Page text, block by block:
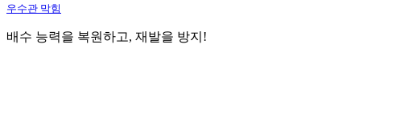
우수관 막힘
배수 능력을 복원하고, 재발을 방지!